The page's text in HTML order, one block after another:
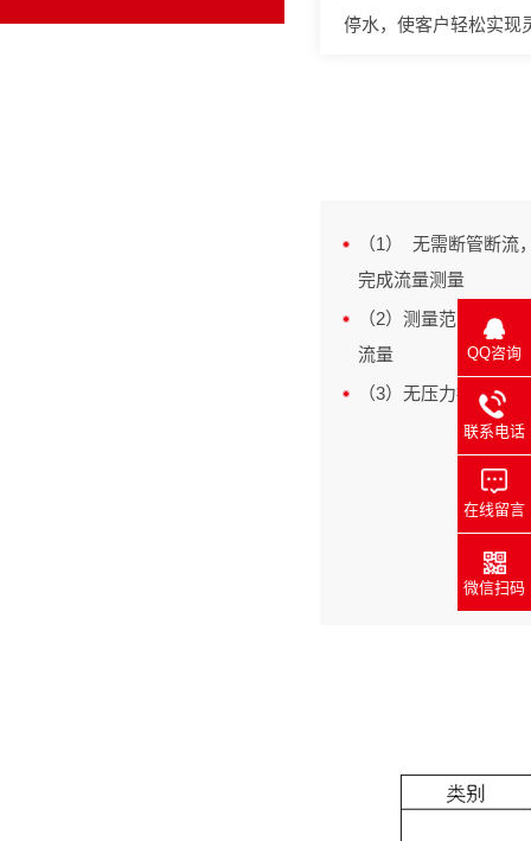
停水，使客户轻松实现
（1） 无需断管断流
完成流量测量
（2）测量范围宽，
流量
（3）无压力损失、
QQ咨询
联系电话
在线留言
微信扫码